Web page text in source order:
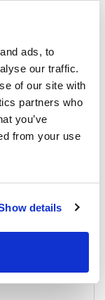
ads, to
our traffic.
of our site with
partners who
you’ve
from your use
details